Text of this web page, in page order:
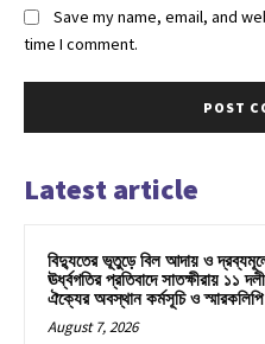
Save my name, email, and
time I comment.
Latest article
বিদ্যুতের ভূতুড়ে বিল আদায় ও
ঊর্ধ্বগতির প্রতিবাদে সাতক্ষীরায় ১১
ঐক্যের অবস্থান কর্মসূচি ও স্মারকলিপি
August 7, 2026